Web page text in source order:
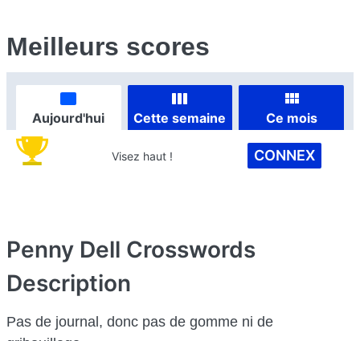
Meilleurs scores
Aujourd'hui Cette semaine Ce mois
Visez haut ! CONNEX
Penny Dell Crosswords
Description
Pas de journal, donc pas de gomme ni de